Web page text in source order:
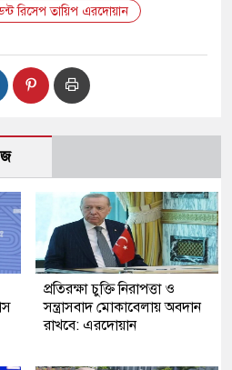
রিসেপ তায়িপ এরদোয়ান
প্রতিরক্ষা চুক্তি নিরাপত্তা ও
সন্ত্রাসবাদ মোকাবেলায় অবদান
রাখবে: এরদোয়ান